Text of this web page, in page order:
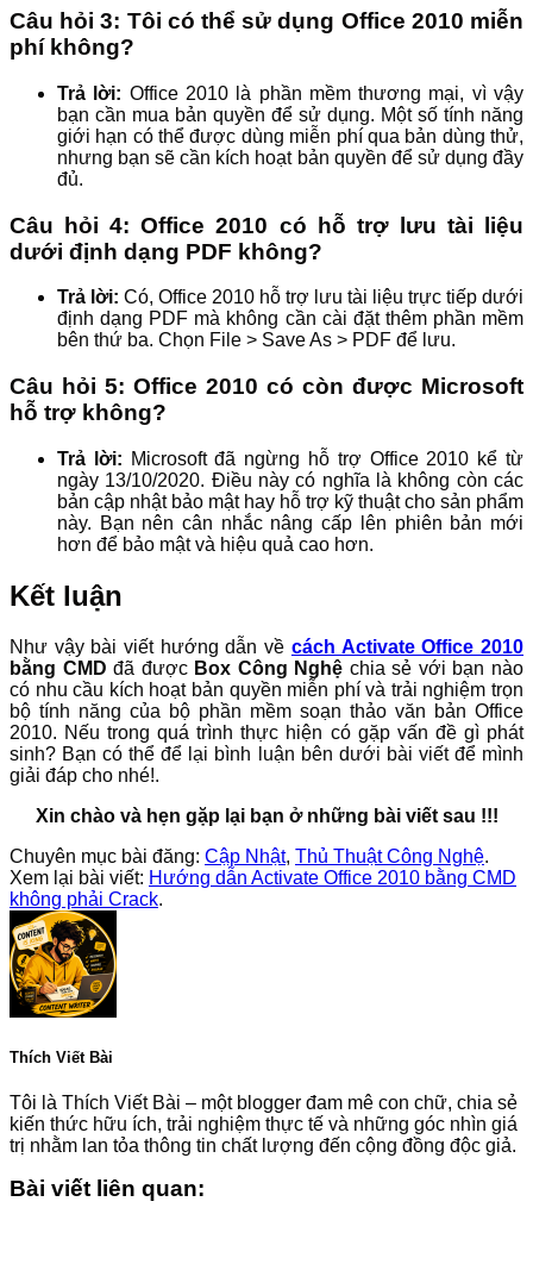
Câu hỏi 3: Tôi có thể sử dụng Office 2010 miễn
phí không?
Trả lời: Office 2010 là phần mềm thương mại, vì vậy
bạn cần mua bản quyền để sử dụng. Một số tính năng
giới hạn có thể được dùng miễn phí qua bản dùng thử,
nhưng bạn sẽ cần kích hoạt bản quyền để sử dụng đầy
đủ.
Câu hỏi 4: Office 2010 có hỗ trợ lưu tài liệu
dưới định dạng PDF không?
Trả lời: Có, Office 2010 hỗ trợ lưu tài liệu trực tiếp dưới
định dạng PDF mà không cần cài đặt thêm phần mềm
bên thứ ba. Chọn File > Save As > PDF để lưu.
Câu hỏi 5: Office 2010 có còn được Microsoft
hỗ trợ không?
Trả lời: Microsoft đã ngừng hỗ trợ Office 2010 kể từ
ngày 13/10/2020. Điều này có nghĩa là không còn các
bản cập nhật bảo mật hay hỗ trợ kỹ thuật cho sản phẩm
này. Bạn nên cân nhắc nâng cấp lên phiên bản mới
hơn để bảo mật và hiệu quả cao hơn.
Kết luận
Như vậy bài viết hướng dẫn về cách Activate Office 2010
bằng CMD đã được Box Công Nghệ chia sẻ với bạn nào
có nhu cầu kích hoạt bản quyền miễn phí và trải nghiệm trọn
bộ tính năng của bộ phần mềm soạn thảo văn bản Office
2010. Nếu trong quá trình thực hiện có gặp vấn đề gì phát
sinh? Bạn có thể để lại bình luận bên dưới bài viết để mình
giải đáp cho nhé!.
Xin chào và hẹn gặp lại bạn ở những bài viết sau !!!
Chuyên mục bài đăng: Cập Nhật, Thủ Thuật Công Nghệ.
Xem lại bài viết: Hướng dẫn Activate Office 2010 bằng CMD
không phải Crack.
Thích Viết Bài
Tôi là Thích Viết Bài – một blogger đam mê con chữ, chia sẻ
kiến thức hữu ích, trải nghiệm thực tế và những góc nhìn giá
trị nhằm lan tỏa thông tin chất lượng đến cộng đồng độc giả.
Bài viết liên quan: